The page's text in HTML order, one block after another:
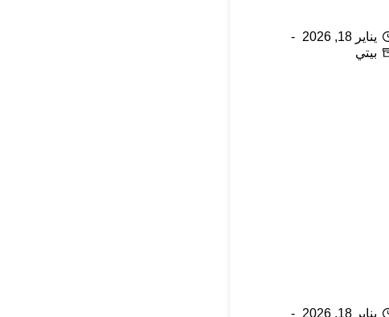
يناير 18, 2026
بيتي
يناير 18, 2026